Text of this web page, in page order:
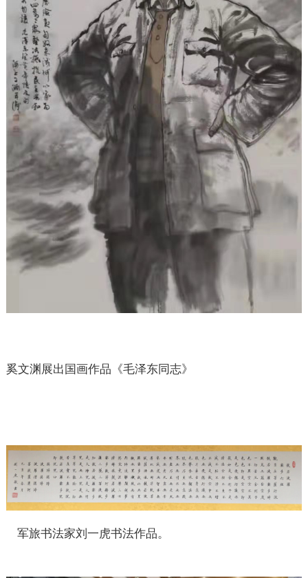
奚文渊展出国画作品《毛泽东同志》
军旅书法家刘一虎书法作品。